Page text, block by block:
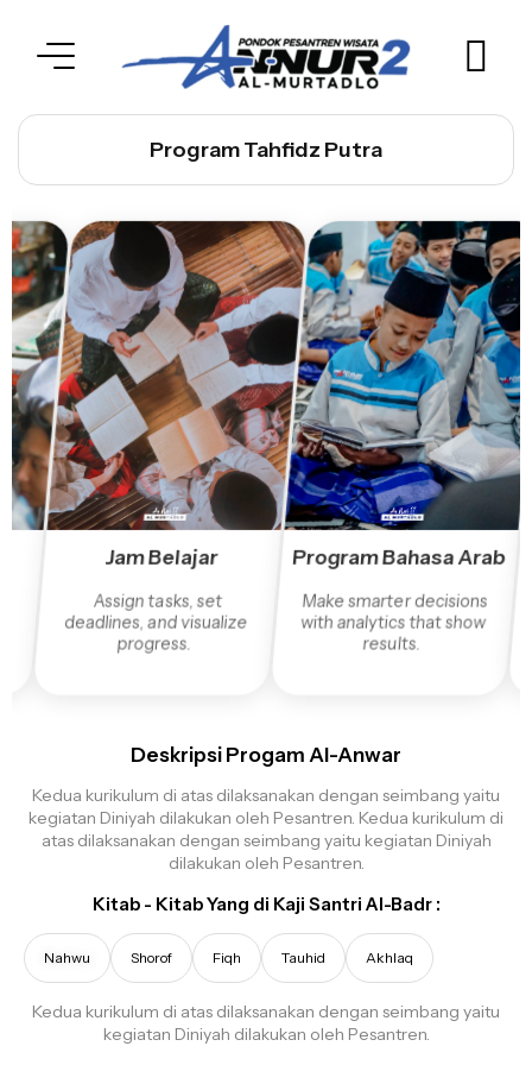
Program Tahfidz Putra
Jam Belajar
Assign tasks, set
deadlines, and visualize
progress.
Program Bahasa Arab
Make smarter decisions
with analytics that show
results.
Deskripsi Progam Al-Anwar
Kedua kurikulum di atas dilaksanakan dengan seimbang yaitu
kegiatan Diniyah dilakukan oleh Pesantren. Kedua kurikulum di
atas dilaksanakan dengan seimbang yaitu kegiatan Diniyah
dilakukan oleh Pesantren.
Kitab - Kitab Yang di Kaji Santri Al-Badr :
Nahwu Shorof Fiqh Tauhid Akhlaq
Kedua kurikulum di atas dilaksanakan dengan seimbang yaitu
kegiatan Diniyah dilakukan oleh Pesantren.